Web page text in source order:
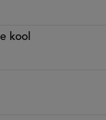
kool